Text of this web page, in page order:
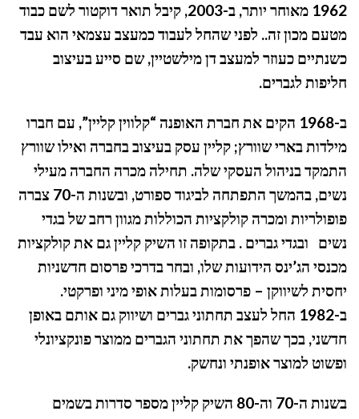
1962 מאוחר יותר, ב-2003, קיבל תואר דוקטור לשם כבוד
מטעם מכון זה.. לפני שהחל לעבוד כמעצב עצמאי הוא עבד
כשנתיים כעוזר למעצב דן מילשטיין, שם סייע בעיצוב
חליפות לגברים.
ב-1968 הקים את חברת האופנה “קלווין קליין”, עם חברו
מילדות בארי שוורץ; קליין עסק בעיצוב בחברה ואילו שוורץ
התמקד בניהול העסקי שלה. תחילה מכרה החברה מעילי
נשים, בהמשך התפתחה לביגוד ספורט, ובשנות ה-70 צברה
פופולריות ומכרה קולקציות הכוללות מגוון רחב של בגדי
נשים
ובגדי גברים . בתקופה זו השיק קליין גם את קולקציות
מכנסי הג’ינס הידועות שלו, ובחר בדרכי פרסום חדשניות
יחסית לשיווקן – פרסומות בעלות אופי מיני ופרקטי.
ב-1982 החל לעצב תחתוני גברים ושיווק גם אותם באופן
חדשני, בכך שהפך את תחתוני הגברים ממוצר פונקציונלי
ופשוט למוצר אופנתי ונחשק.
בשנות ה-70 וה-80 השיק קליין מספר סדרות בשמים